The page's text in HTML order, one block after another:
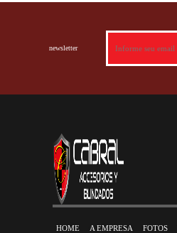
newsletter
HOME A EMPRESA FOTOS